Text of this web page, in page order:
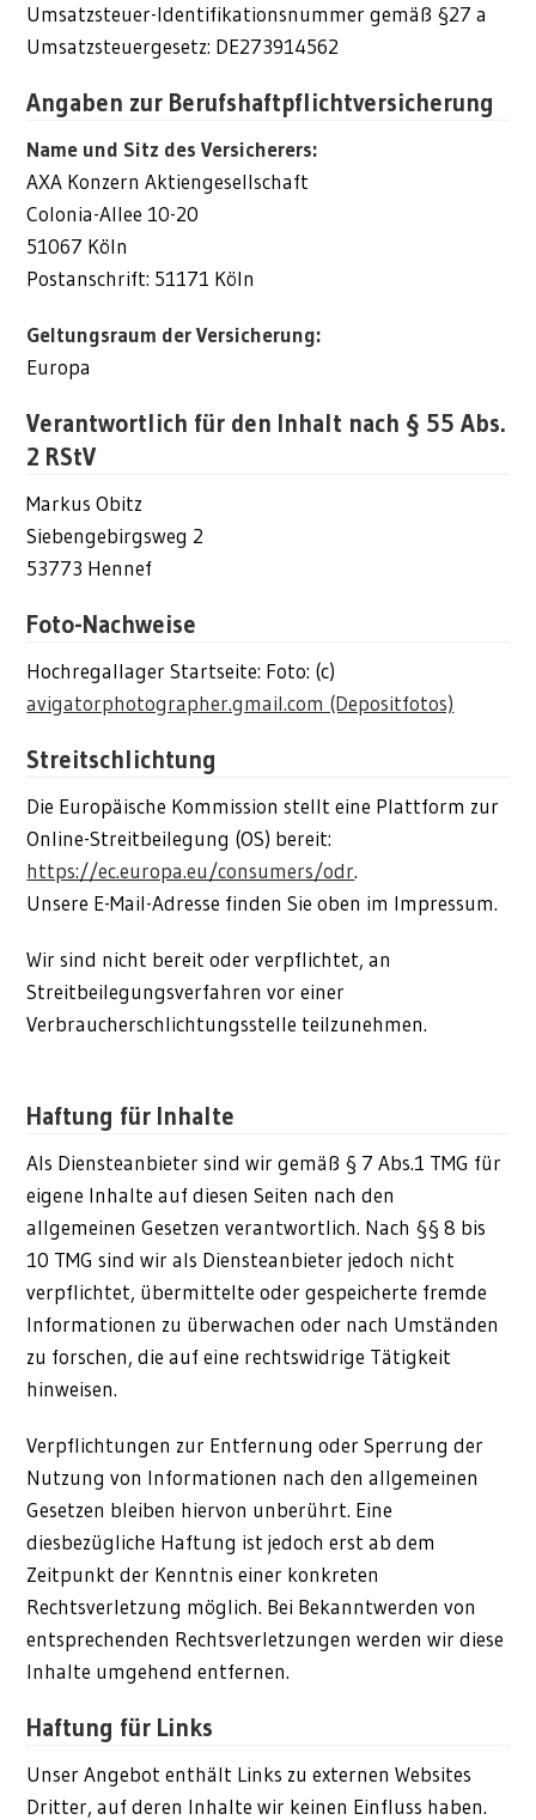
Umsatzsteuer-Identifikationsnummer gemäß §27 a
Umsatzsteuergesetz: DE273914562
Angaben zur Berufshaftpflichtversicherung
Name und Sitz des Versicherers:
AXA Konzern Aktiengesellschaft
Colonia-Allee 10-20
51067 Köln
Postanschrift: 51171 Köln
Geltungsraum der Versicherung:
Europa
Verantwortlich für den Inhalt nach § 55 Abs.
2 RStV
Markus Obitz
Siebengebirgsweg 2
53773 Hennef
Foto-Nachweise
Hochregallager Startseite: Foto: (c)
avigatorphotographer.gmail.com (Depositfotos)
Streitschlichtung
Die Europäische Kommission stellt eine Plattform zur
Online-Streitbeilegung (OS) bereit:
https://ec.europa.eu/consumers/odr.
Unsere E-Mail-Adresse finden Sie oben im Impressum.
Wir sind nicht bereit oder verpflichtet, an
Streitbeilegungsverfahren vor einer
Verbraucherschlichtungsstelle teilzunehmen.
Haftung für Inhalte
Als Diensteanbieter sind wir gemäß § 7 Abs.1 TMG für
eigene Inhalte auf diesen Seiten nach den
allgemeinen Gesetzen verantwortlich. Nach §§ 8 bis
10 TMG sind wir als Diensteanbieter jedoch nicht
verpflichtet, übermittelte oder gespeicherte fremde
Informationen zu überwachen oder nach Umständen
zu forschen, die auf eine rechtswidrige Tätigkeit
hinweisen.
Verpflichtungen zur Entfernung oder Sperrung der
Nutzung von Informationen nach den allgemeinen
Gesetzen bleiben hiervon unberührt. Eine
diesbezügliche Haftung ist jedoch erst ab dem
Zeitpunkt der Kenntnis einer konkreten
Rechtsverletzung möglich. Bei Bekanntwerden von
entsprechenden Rechtsverletzungen werden wir diese
Inhalte umgehend entfernen.
Haftung für Links
Unser Angebot enthält Links zu externen Websites
Dritter, auf deren Inhalte wir keinen Einfluss haben.